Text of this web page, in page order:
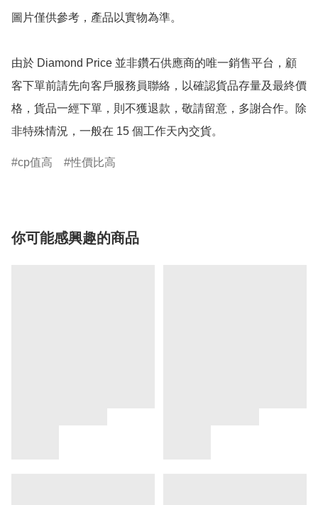
圖片僅供參考，產品以實物為準。
由於 Diamond Price 並非鑽石供應商的唯一銷售平台，顧
客下單前請先向客戶服務員聯絡，以確認貨品存量及最終價
格，貨品一經下單，則不獲退款，敬請留意，多謝合作。除
非特殊情況，一般在 15 個工作天內交貨。
cp值高 性價比高
你可能感興趣的商品